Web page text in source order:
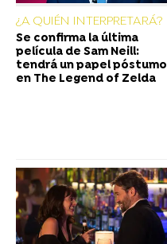
¿A QUIÉN INTERPRETARÁ?
Se confirma la última
película de Sam Neill:
tendrá un papel póstumo
en The Legend of Zelda